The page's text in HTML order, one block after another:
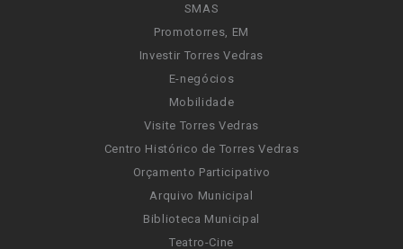
SMAS
Promotorres, EM
Investir Torres Vedras
E-negócios
Mobilidade
Visite Torres Vedras
Centro Histórico de Torres Vedras
Orçamento Participativo
Arquivo Municipal
Biblioteca Municipal
Teatro-Cine